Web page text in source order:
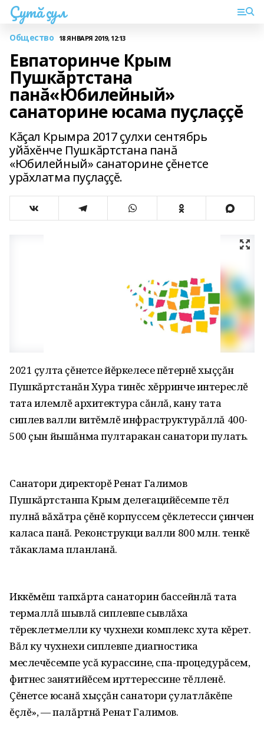
Çутă çул
Общество 18 ЯНВАРЯ 2019, 12:13
Евпаторинче Крым
Пушкăртстана
панă«Юбилейный»
санаторине юсама пуçлаççĕ
Кăçал Крымра 2017 çулхи сентябрь
уйăхĕнче Пушкăртстана панă
«Юбилейный» санаторине çĕнетсе
урăхлатма пуçлаççĕ.
2021 çулта çĕнетсе йĕркелесе пĕтернĕ хыççăн
Пушкăртстанăн Хура тинĕс хĕрринче интереслĕ
тата илемлĕ архитектура сăнлă, кану тата
сиплев валли витĕмлĕ инфраструктурăллă 400-
500 çын йышăнма пултаракан санатори пулать.
Санатори директорĕ Ренат Галимов
Пушкăртстанпа Крым делегацийĕсемпе тĕл
пулнă вăхăтра çĕнĕ корпуссем çĕклетесси çинчен
каласа панă. Реконструкци валли 800 млн. тенкĕ
тăкаклама планланă.
Иккĕмĕш тапхăрта санаторин бассейнлă тата
термаллă шывлă сиплевпе сывлăха
тĕреклетмелли ку чухнехи комплекс хута кĕрет.
Вăл ку чухнехи сиплевпе диагностика
меслечĕсемпе усă курассине, спа-процедурăсем,
фитнес занятийĕсем ирттерессине тĕлленĕ.
Çĕнетсе юсанă хыççăн санатори çулатлăкĕпе
ĕçлĕ», — палăртнă Ренат Галимов.